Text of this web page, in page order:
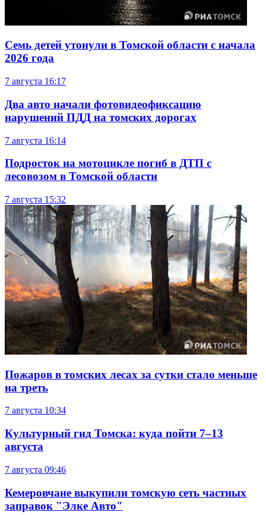
Семь детей утонули в Томской области с начала
2026 года
7 августа 16:17
Два авто начали фотовидеофиксацию
нарушений ПДД на томских дорогах
7 августа 16:14
Подросток на мотоцикле погиб в ДТП с
лесовозом в Томской области
7 августа 15:32
Пожаров в томских лесах за сутки стало меньше
на треть
7 августа 10:34
Культурный гид Томска: куда пойти 7–13
августа
7 августа 09:46
Кемеровчане выкупили томскую сеть частных
заправок "Элке Авто"